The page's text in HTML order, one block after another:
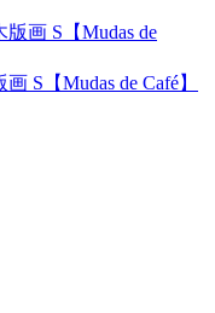
S【Mudas de Café】